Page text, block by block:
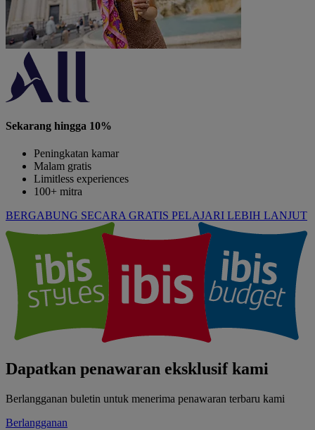
Sekarang hingga 10%
Peningkatan kamar
Malam gratis
Limitless experiences
100+ mitra
BERGABUNG SECARA GRATIS PELAJARI LEBIH LANJUT
Dapatkan penawaran eksklusif kami
Berlangganan buletin untuk menerima penawaran terbaru kami
Berlangganan